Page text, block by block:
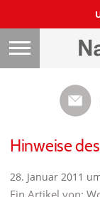
Hinweise
28. Januar 2011
Ein Artikel von: